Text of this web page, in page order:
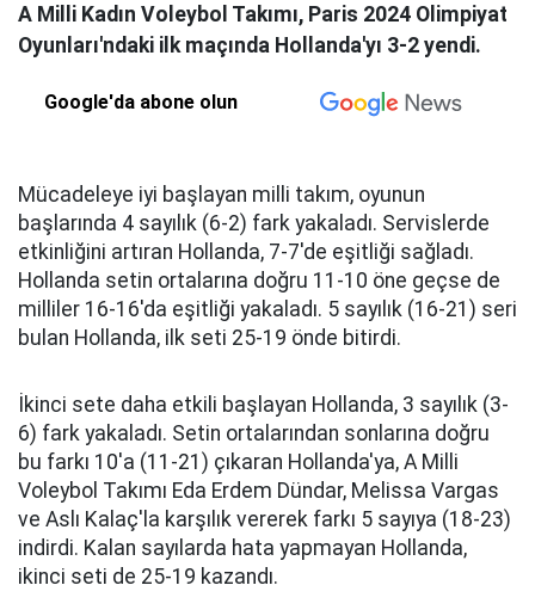
A Milli Kadın Voleybol Takımı, Paris 2024 Olimpiyat
Oyunları'ndaki ilk maçında Hollanda'yı 3-2 yendi.
Google'da abone olun
Mücadeleye iyi başlayan milli takım, oyunun
başlarında 4 sayılık (6-2) fark yakaladı. Servislerde
etkinliğini artıran Hollanda, 7-7'de eşitliği sağladı.
Hollanda setin ortalarına doğru 11-10 öne geçse de
milliler 16-16'da eşitliği yakaladı. 5 sayılık (16-21) seri
bulan Hollanda, ilk seti 25-19 önde bitirdi.
İkinci sete daha etkili başlayan Hollanda, 3 sayılık (3-
6) fark yakaladı. Setin ortalarından sonlarına doğru
bu farkı 10'a (11-21) çıkaran Hollanda'ya, A Milli
Voleybol Takımı Eda Erdem Dündar, Melissa Vargas
ve Aslı Kalaç'la karşılık vererek farkı 5 sayıya (18-23)
indirdi. Kalan sayılarda hata yapmayan Hollanda,
ikinci seti de 25-19 kazandı.